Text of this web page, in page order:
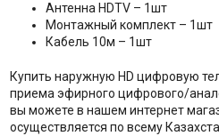
Антенна HDTV – 1шт
Монтажный комплект – 1шт
Кабель 10м – 1шт
Купить наружную HD цифровую
приема эфирного цифрового/
вы можете в нашем интернет
осуществляется по всему